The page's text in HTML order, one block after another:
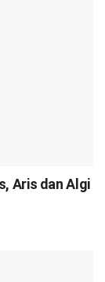
Aris dan Algi